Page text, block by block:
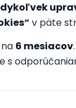
v päte
6 mesiacov
s